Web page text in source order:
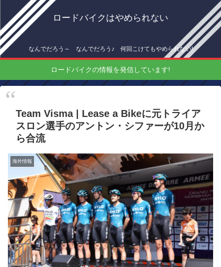
ロードバイクはやめられない
なんでだろう～ なんでだろう♪ 何回こけてもやめられない!
ロードバイクの情報を発信しています!
Team Visma | Lease a Bikeに元トライア
スロン選手のアントン・シファーが10月か
ら合流
海外情報